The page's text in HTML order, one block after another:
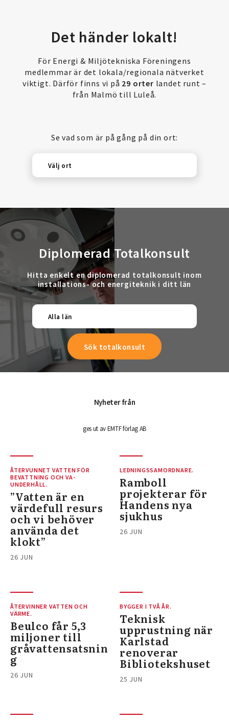
Det händer lokalt!
För Energi & Miljötekniska Föreningens
medlemmar är det lokala/regionala nätverket
viktigt. Därför finns vi på 29 orter landet runt –
från Malmö till Luleå.
Se vad som är på gång på din ort:
Välj ort
Diplomerad Totalkonsult
Hitta enkelt en diplomerad totalkonsult inom
installations- och energiteknik i ditt län
Alla län
Nyheter från
ges ut av EMTF förlag AB
ÅTERVUNNET VATTEN FÖR
BEVATTNING OCH VA-
UNDERHÅLL.
”Vatten är en
värdefull resurs
och vi behöver
använda det
klokt”
26 JUN
LEDNINGSSAMORDNARE.
Ramboll
projekterar för
Handens nya
sjukhus
26 JUN
ÅTERVINNER VATTEN OCH
VÄRME.
Beulco får 5,3
miljoner till
gråvattensatsnin
g
26 JUN
BYGGER I TVÅ ÅR.
Teknisk
upprustning när
Karlstad
renoverar
Bibliotekshuset
25 JUN